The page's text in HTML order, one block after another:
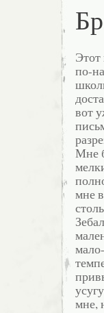
Этот
по-
вот
Мне
мне
мне,